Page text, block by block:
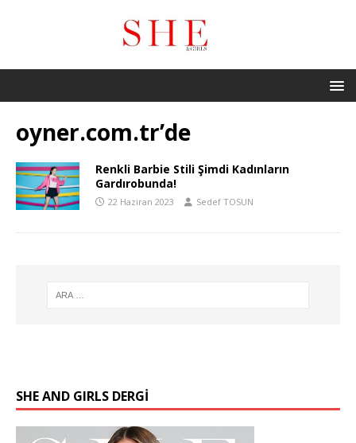
oyner.com.tr’de
Renkli Barbie Stili Şimdi Kadınların
Gardırobunda!
22 Haziran 2023 Sedef TOSUN
SHE AND GIRLS DERGİ